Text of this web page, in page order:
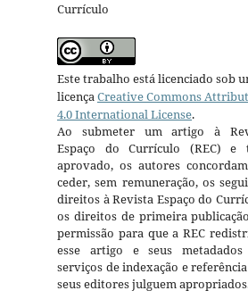
Currículo
Este trabalho está licenciado sob
licençaCreative Commons
4.0 International License.
Ao submeter um artigo à
Espaço do Currículo (REC) e
aprovado, os autores
ceder, sem remuneração, os
direitos à Revista Espaço do
os direitos de primeira
permissão para que a REC
esse artigo e seus metadados
serviços de indexação e
seus editores julguem